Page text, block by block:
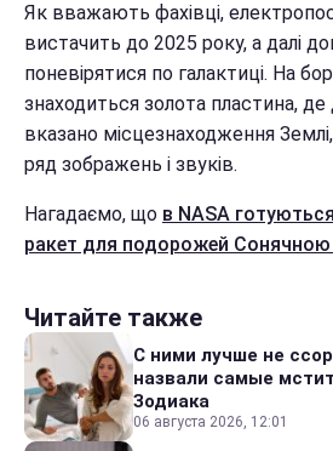
Як вважають фахівці,
вистачить до 2025 року, а далі
поневірятися по галактиці. На
знаходиться золота пластина, де
вказано місцезнаходження
ряд зображень і звуків.
Нагадаємо, що в NASA
ракет для подорожей
Читайте также
С ними лучше не
назвали самые
Зодиака
06 августа 2026, 12:01